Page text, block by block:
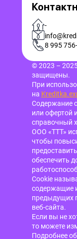
-
8 995
© 2023 –
защищены.
При
на
Содержание
или офертой
справочный
ООО «ТТТ»
чтобы
обеспечить
Cookie
содержащие
предыдущих
веб-сайта.
Если вы не
то можете
Подробнее